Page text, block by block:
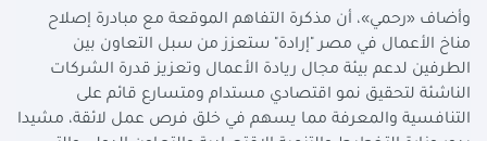
وأضاف «رحمي»، أن مذكرة التفاهم الموقعة مع مبادرة إصلاح
مناخ الأعمال في مصر "إرادة" ستعزز من سبل التعاون بين
الطرفين لدعم بيئة مجال ريادة الأعمال وتعزيز قدرة الشركات
الناشئة لتحقيق نمو اقتصادي مستدام ومتسارع قائم على
التنافسية والمعرفة مما يسهم في خلق فرص عمل لائقة، مشيدا